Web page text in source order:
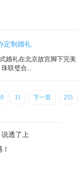
定制婚礼
婚礼在北京故宫脚下完美
联璧合...
11 下一页 255
透了上